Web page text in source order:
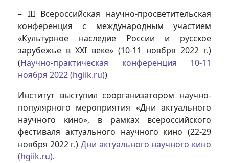
– III Всероссийская научно-просветительская
конференция с международным участием
«Культурное наследие России и русское
зарубежье в XXI веке» (10-11 ноября 2022 г.)
(Научно-практическая конференция 10-11
ноября 2022 (hgiik.ru))
Институт выступил соорганизатором научно-
популярного мероприятия «Дни актуального
научного кино», в рамках всероссийского
фестиваля актуального научного кино (22-29
ноября 2022 г.) Дни актуального научного кино
(hgiik.ru).